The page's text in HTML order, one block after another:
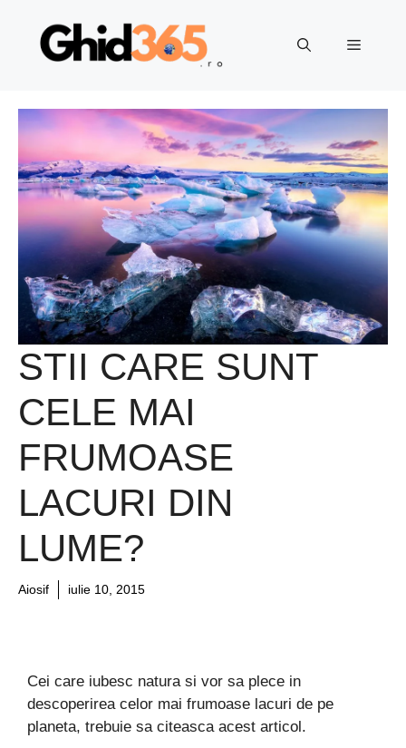
conținut
Meniu
STII CARE SUNT
CELE MAI
FRUMOASE
LACURI DIN
LUME?
Aiosif iulie 10, 2015
Cei care iubesc natura si vor sa plece in
descoperirea celor mai frumoase lacuri de pe
planeta, trebuie sa citeasca acest articol.